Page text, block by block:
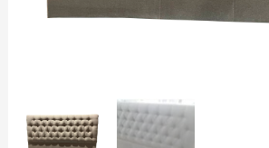
capitoné,
HyJ.